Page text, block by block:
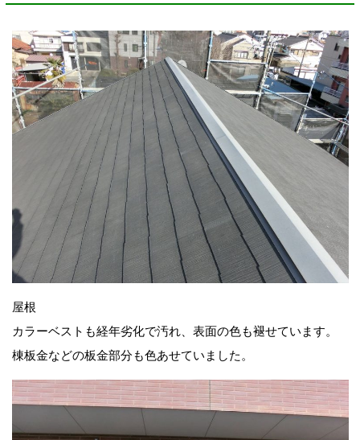
屋根
カラーベストも経年劣化で汚れ、表面の色も褪せています。
棟板金などの板金部分も色あせていました。